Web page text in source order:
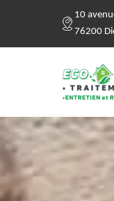
10
76200